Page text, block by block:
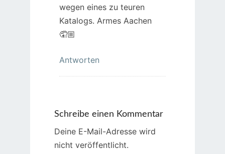
wegen eines zu teuren
Katalogs. Armes Aachen
🤦🏼
Antworten
Schreibe einen Kommentar
Deine E-Mail-Adresse wird
nicht veröffentlicht.